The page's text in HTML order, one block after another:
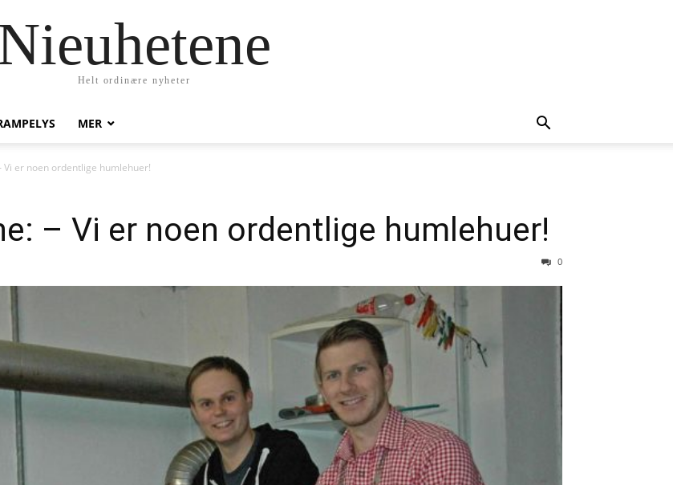
Helt ordinære nyheter
MER
er noen ordentlige humlehuer!
– Vi er noen ordentlige humlehuer!
0